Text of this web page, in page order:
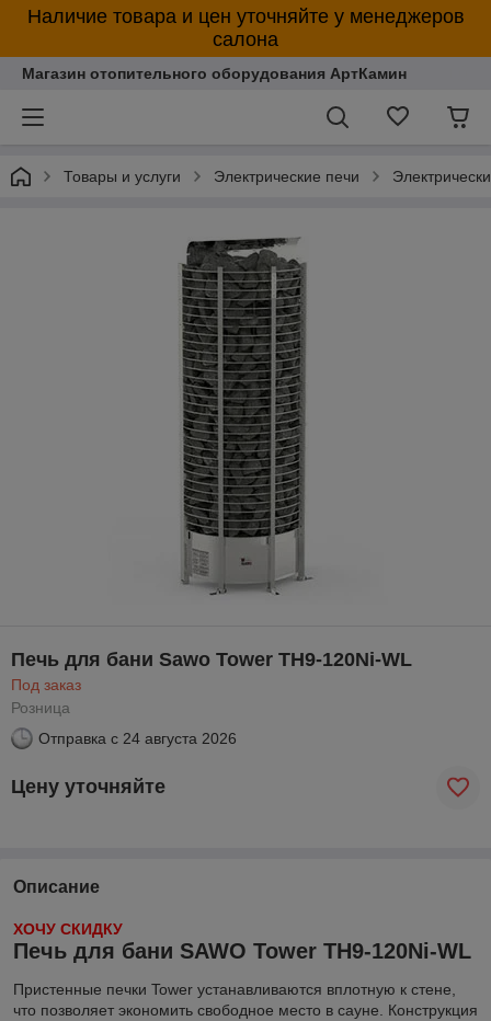
Наличие товара и цен уточняйте у менеджеров
салона
Магазин отопительного оборудования АртКамин
Товары и услуги Электрические печи
Печь для бани Sawo Tower TH9-120Ni-WL
Под заказ
Розница
Отправка с 24 августа 2026
Цену уточняйте
Описание
ХОЧУ СКИДКУ
Печь для бани SAWO Tower TH9-120Ni-WL
Пристенные печки Tower устанавливаются вплотную к стене,
что позволяет экономить свободное место в сауне. Конструкция